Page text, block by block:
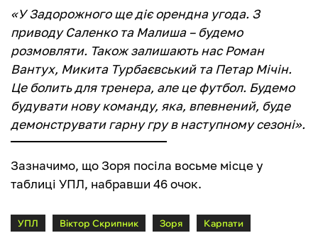
«У Задорожного ще діє орендна угода. З
приводу Саленко та Малиша – будемо
розмовляти. Також залишають нас Роман
Вантух, Микита Турбаєвський та Петар Мічін.
Це болить для тренера, але це футбол. Будемо
будувати нову команду, яка, впевнений, буде
демонструвати гарну гру в наступному сезоні».
Зазначимо, що Зоря посіла восьме місце у
таблиці УПЛ, набравши 46 очок.
УПЛ Віктор Скрипник Зоря Карпати